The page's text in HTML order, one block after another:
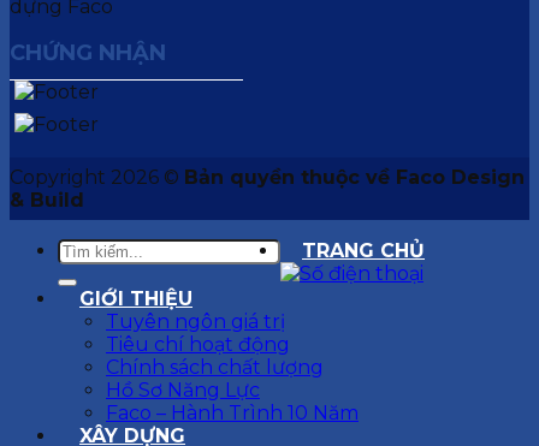
CHỨNG NHẬN
Copyright 2026 © Bản quyền thuộc về Faco Design
& Build
TRANG CHỦ
GIỚI THIỆU
Tuyên ngôn giá trị
Tiêu chí hoạt động
Chính sách chất lượng
Hồ Sơ Năng Lực
Faco – Hành Trình 10 Năm
XÂY DỰNG